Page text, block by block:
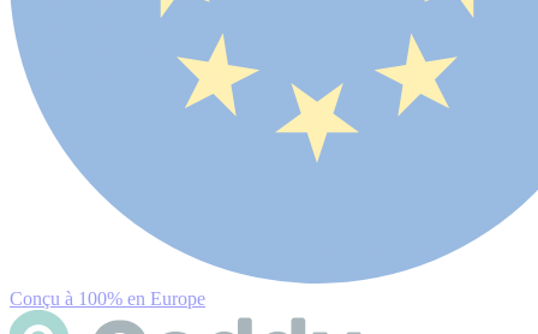
Conçu à 100% en Europe